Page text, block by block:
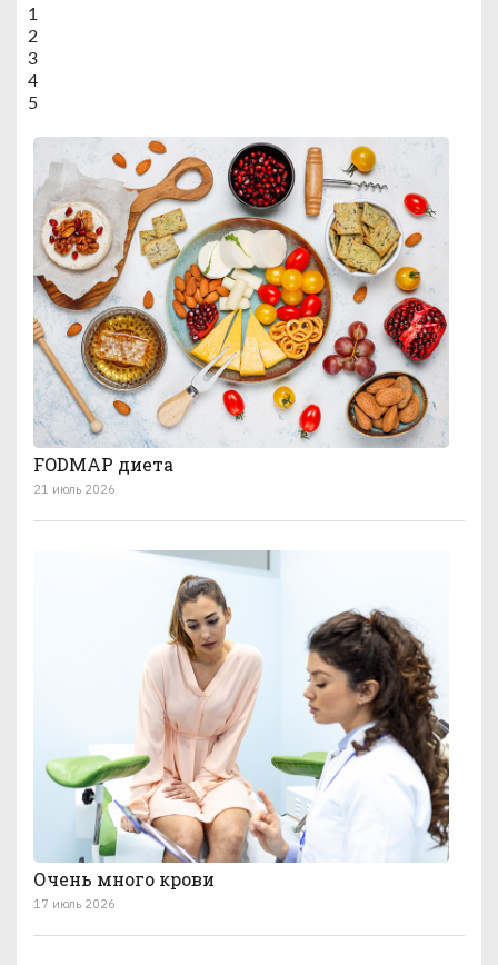
1
2
3
4
5
FODMAP диета
21 июль 2026
Очень много крови
17 июль 2026